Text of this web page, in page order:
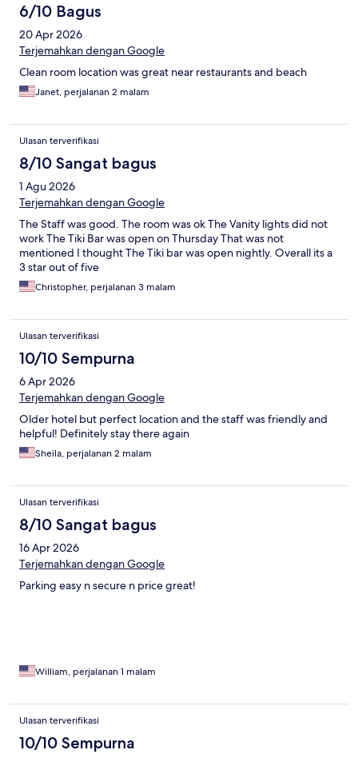
6/10 Bagus
20 Apr 2026
Terjemahkan dengan Google
Clean room location was great near restaurants and beach
Janet, perjalanan 2 malam
Ulasan terverifikasi
8/10 Sangat bagus
1 Agu 2026
Terjemahkan dengan Google
The Staff was good. The room was ok The Vanity lights did not
work The Tiki Bar was open on Thursday That was not
mentioned I thought The Tiki bar was open nightly. Overall its a
3 star out of five
Christopher, perjalanan 3 malam
Ulasan terverifikasi
10/10 Sempurna
6 Apr 2026
Terjemahkan dengan Google
Older hotel but perfect location and the staff was friendly and
helpful! Definitely stay there again
Sheila, perjalanan 2 malam
Ulasan terverifikasi
8/10 Sangat bagus
16 Apr 2026
Terjemahkan dengan Google
Parking easy n secure n price great!
William, perjalanan 1 malam
Ulasan terverifikasi
10/10 Sempurna